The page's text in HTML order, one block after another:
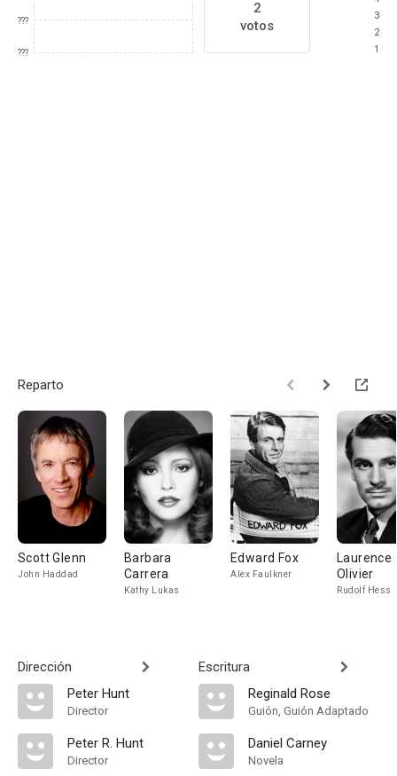
???
???
2
votos
3
2
1
Reparto
Scott Glenn
John Haddad
Barbara
Carrera
Kathy Lukas
Edward Fox
Alex Faulkner
Laurence
Olivier
Rudolf Hess
Dirección
Peter Hunt
Director
Peter R. Hunt
Director
Escritura
Reginald Rose
Guión, Guión Adaptado
Daniel Carney
Novela